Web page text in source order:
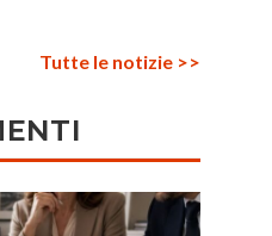
Tutte le notizie >>